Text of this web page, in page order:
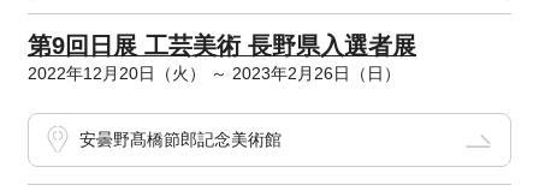
第9回日展 工芸美術 長野県入選者展
2022年12月20日（火） ～ 2023年2月26日（日）
安曇野髙橋節郎記念美術館